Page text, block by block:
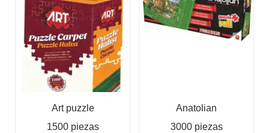
Art puzzle
1500 piezas
Anatolian
3000 piezas